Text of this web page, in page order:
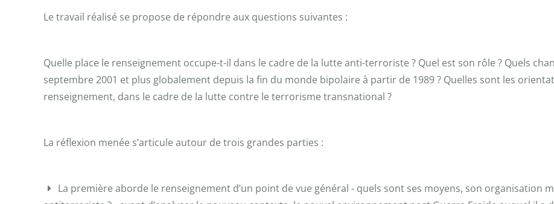
Le travail réalisé se propose de répondre aux questions suivantes :
Quelle place le renseignement occupe-t-il dans le cadre de la lutte anti-terroriste ? Quel est son rôle ? Quels
septembre 2001 et plus globalement depuis la fin du monde bipolaire à partir de 1989 ? Quelles sont les
renseignement, dans le cadre de la lutte contre le terrorisme transnational ?
La réflexion menée s’articule autour de trois grandes parties :
La première aborde le renseignement d’un point de vue général - quels sont ses moyens, son organisation